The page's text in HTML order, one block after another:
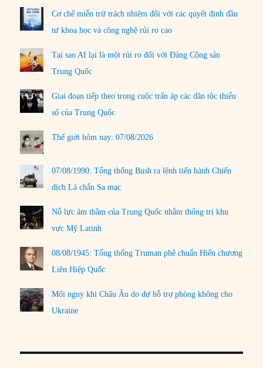
Cơ chế miễn trừ trách nhiệm đối với các quyết định đầu
tư khoa học và công nghệ rủi ro cao
Tại sao AI lại là một rủi ro đối với Đảng Cộng sản
Trung Quốc
Giai đoạn tiếp theo trong cuộc trấn áp các dân tộc thiểu
số của Trung Quốc
Thế giới hôm nay: 07/08/2026
07/08/1990: Tổng thống Bush ra lệnh tiến hành Chiến
dịch Lá chắn Sa mạc
Nỗ lực âm thầm của Trung Quốc nhằm thống trị khu
vực Mỹ Latinh
08/08/1945: Tổng thống Truman phê chuẩn Hiến chương
Liên Hiệp Quốc
Mối nguy khi Châu Âu do dự hỗ trợ phòng không cho
Ukraine